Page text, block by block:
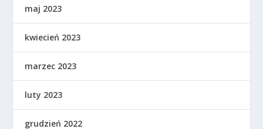
maj 2023
kwiecień 2023
marzec 2023
luty 2023
grudzień 2022